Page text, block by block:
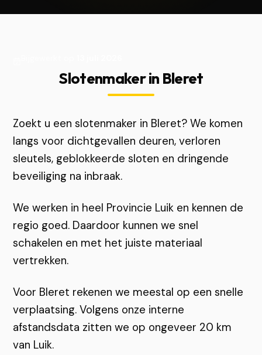
Slotenmaker in Bleret
Zoekt u een slotenmaker in Bleret? We komen
langs voor dichtgevallen deuren, verloren
sleutels, geblokkeerde sloten en dringende
beveiliging na inbraak.
We werken in heel Provincie Luik en kennen de
regio goed. Daardoor kunnen we snel
schakelen en met het juiste materiaal
vertrekken.
Voor Bleret rekenen we meestal op een snelle
verplaatsing. Volgens onze interne
afstandsdata zitten we op ongeveer 20 km
van Luik.